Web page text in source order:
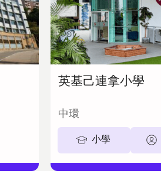
英基己連拿小學
中環
小學